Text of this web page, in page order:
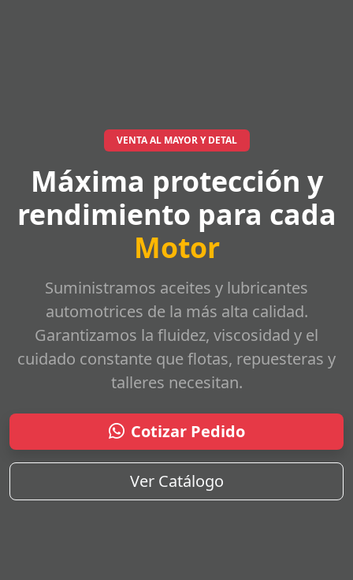
VENTA AL MAYOR Y DETAL
Máxima protección y
rendimiento para cada
Motor
Suministramos aceites y lubricantes
automotrices de la más alta calidad.
Garantizamos la fluidez, viscosidad y el
cuidado constante que flotas, repuesteras y
talleres necesitan.
Cotizar Pedido
Ver Catálogo